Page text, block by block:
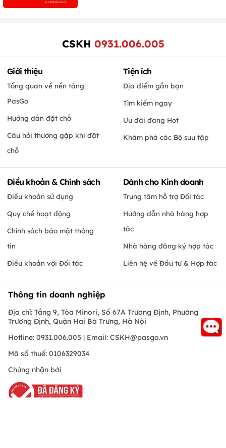
CSKH 0931.006.005
Giới thiệu
Tổng quan về nền tảng
PasGo
Hướng dẫn đặt chỗ
Câu hỏi thường gặp khi đặt
chỗ
Tiện ích
Địa điểm gần bạn
Tìm kiếm ngay
Ưu đãi đang Hot
Khám phá các Bộ sưu tập
Điều khoản & Chính sách
Điều khoản sử dụng
Quy chế hoạt động
Chính sách bảo mật thông
tin
Điều khoản với Đối tác
Dành cho Kinh doanh
Trung tâm hỗ trợ Đối tác
Hướng dẫn nhà hàng hợp
tác
Nhà hàng đăng ký hợp tác
Liên hệ về Đầu tư & Hợp tác
Thông tin doanh nghiệp
Địa chỉ: Tầng 9, Tòa Minori, Số 67A Trương Định, Phường
Trương Định, Quận Hai Bà Trưng, Hà Nội
Hotline: 0931.006.005 | Email: CSKH@pasgo.vn
Mã số thuế: 0106329034
Chứng nhận bởi